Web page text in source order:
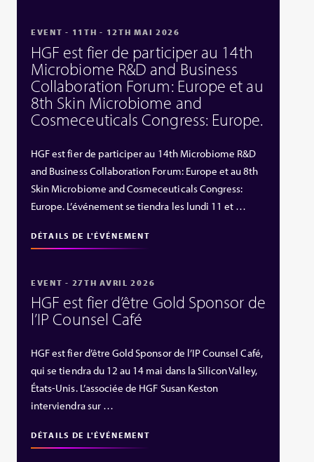
EVENT - 11TH - 12TH MAI 2026
HGF est fier de participer au 14th
Microbiome R&D and Business
Collaboration Forum: Europe et au
8th Skin Microbiome and
Cosmeceuticals Congress: Europe.
HGF est fier de participer au 14th Microbiome R&D
and Business Collaboration Forum: Europe et au 8th
Skin Microbiome and Cosmeceuticals Congress:
Europe. L’événement se tiendra les lundi 11 et …
DÉTAILS DE L'ÉVÉNEMENT
EVENT - 27TH AVRIL 2026
HGF est fier d’être Gold Sponsor de
l’IP Counsel Café
HGF est fier d’être Gold Sponsor de l’IP Counsel Café,
qui se tiendra du 12 au 14 mai dans la Silicon Valley,
États‑Unis. L’associée de HGF Susan Keston
interviendra sur …
DÉTAILS DE L'ÉVÉNEMENT